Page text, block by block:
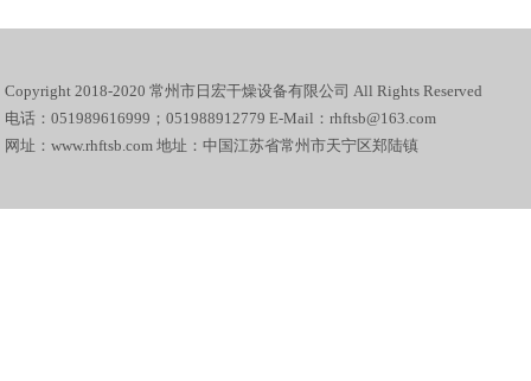
Copyright 2018-2020 常州市日宏干燥设备有限公司 All Rights Reserved
电话：051989616999；051988912779 E-Mail：rhftsb@163.com
网址：www.rhftsb.com 地址：中国江苏省常州市天宁区郑陆镇